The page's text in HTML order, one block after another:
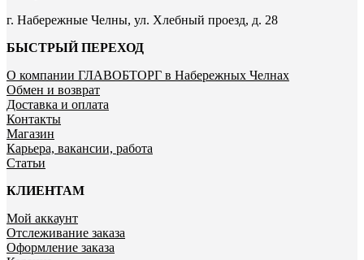
г. Набережные Челны, ул. Хлебный проезд, д. 28
БЫСТРЫЙ ПЕРЕХОД
О компании ГЛАВОБТОРГ в Набережных Челнах
Обмен и возврат
Доставка и оплата
Контакты
Магазин
Карьера, вакансии, работа
Статьи
КЛИЕНТАМ
Мой аккаунт
Отслеживание заказа
Оформление заказа